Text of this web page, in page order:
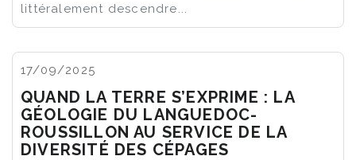
littéralement descendre...
17/09/2025
QUAND LA TERRE S’EXPRIME : LA
GÉOLOGIE DU LANGUEDOC-
ROUSSILLON AU SERVICE DE LA
DIVERSITÉ DES CÉPAGES